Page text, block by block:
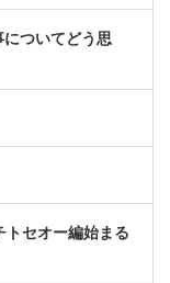
についてどう思
セオー編始まる